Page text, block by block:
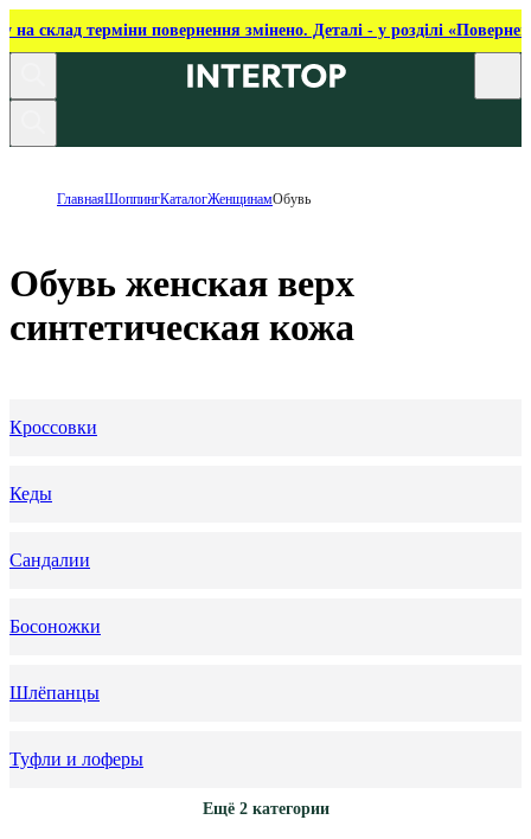
на склад терміни повернення змінено. Деталі - у розділі
ГлавнаяШоппингКаталогЖенщинамОбувь
Обувь женская верх
синтетическая кожа
Кроссовки
Кеды
Сандалии
Босоножки
Шлёпанцы
Туфли и лоферы
Ещё 2 категории